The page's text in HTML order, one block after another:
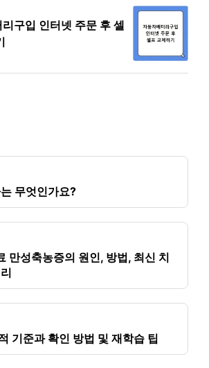
구입 인터넷 주문 후 셀
무엇인가요?
만성축농증의 원인, 방법, 최신 치
기준과 확인 방법 및 재학습 팁